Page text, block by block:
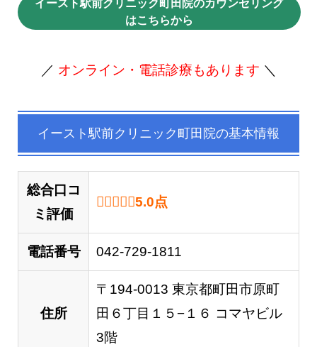
イースト駅前クリニック町田院のカウンセリング
はこちらから
／ オンライン・電話診療もあります ＼
イースト駅前クリニック町田院の基本情報
総合口コ
ミ評価
5.0 out of 5.0 stars
5.0点
電話番号 042-729-1811
住所
〒194-0013 東京都町田市原町
田６丁目１５−１６ コマヤビル
3階